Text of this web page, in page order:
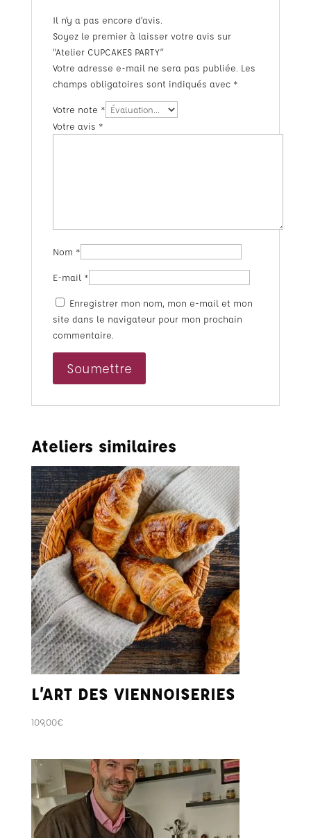
Il n’y a pas encore d’avis.
Soyez le premier à laisser votre avis sur
“Atelier CUPCAKES PARTY”
Votre adresse e-mail ne sera pas publiée. Les
champs obligatoires sont indiqués avec *
Votre note *
Votre avis *
Nom *
E-mail *
Enregistrer mon nom, mon e-mail et mon
site dans le navigateur pour mon prochain
commentaire.
Ateliers similaires
L’ART DES VIENNOISERIES
109,00€